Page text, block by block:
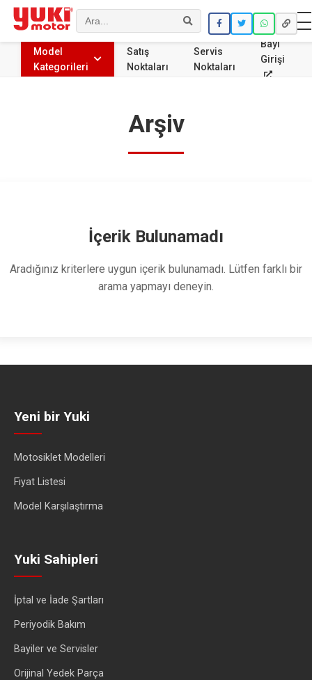
Ara
Model
Kategorileri
Satış
Noktaları
Servis
Noktaları
Bayi
Girişi
Arşiv
İçerik Bulunamadı
Aradığınız kriterlere uygun içerik bulunamadı. Lütfen farklı bir
arama yapmayı deneyin.
Yeni bir Yuki
Motosiklet Modelleri
Fiyat Listesi
Model Karşılaştırma
Yuki Sahipleri
İptal ve İade Şartları
Periyodik Bakım
Bayiler ve Servisler
Orijinal Yedek Parça